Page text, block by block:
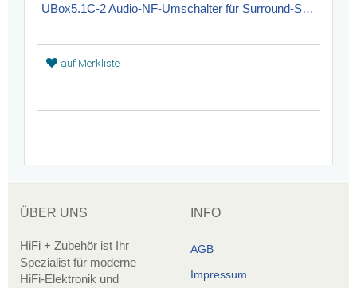
UBox5.1C-2 Audio-NF-Umschalter für Surround-Systeme
auf Merkliste
ÜBER UNS
HiFi + Zubehör ist Ihr
Spezialist für moderne
HiFi-Elektronik und
INFO
AGB
Impressum